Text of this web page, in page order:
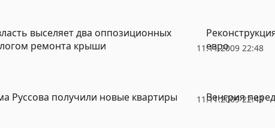
11.11.2009 22:48
выселяет два оппозиционных
ремонта крыши
евро
11.11.2009 22:43
Руссова получили новые квартиры Венгрия